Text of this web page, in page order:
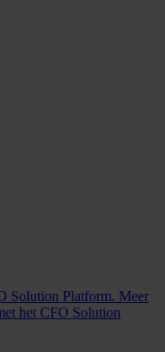
Solution Platform. Meer
het CFO Solution